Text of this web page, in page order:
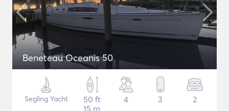
Beneteau Oceanis 50
Segling Yacht
50 ft
15 m
4 3 2